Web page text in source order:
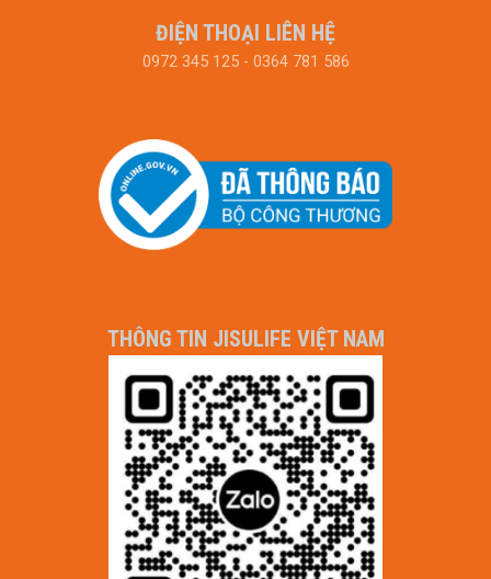
ĐIỆN THOẠI LIÊN HỆ
0972 345 125 - 0364 781 586
THÔNG TIN JISULIFE VIỆT NAM